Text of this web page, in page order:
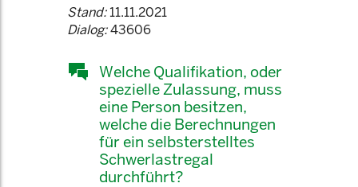
Stand:11.11.2021
Dialog:43606
Welche Qualifikation, oder
spezielle Zulassung, muss
eine Person besitzen,
welche die Berechnungen
für ein selbsterstelltes
Schwerlastregal
durchführt?